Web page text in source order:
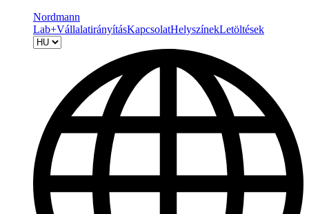
Nordmann
Lab+VállalatirányításKapcsolatHelyszínekLetöltések